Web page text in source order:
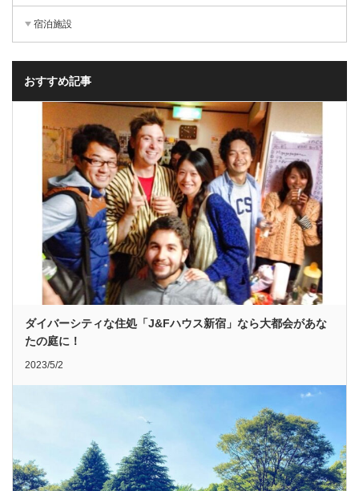
宿泊施設
おすすめ記事
ダイバーシティな住処「J&Fハウス新宿」なら大都会があな
たの庭に！
2023/5/2